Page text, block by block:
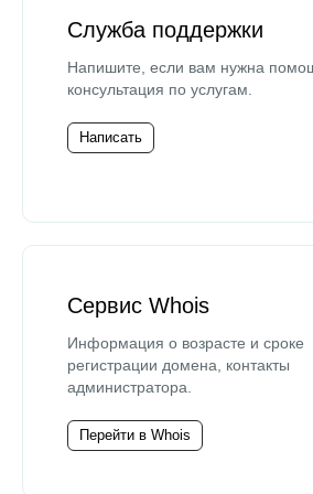
Служба поддержки
Напишите, если вам нужна
консультация по услугам.
Написать
Сервис Whois
Информация о возрасте и сроке
регистрации домена, контакты
администратора.
Перейти в Whois